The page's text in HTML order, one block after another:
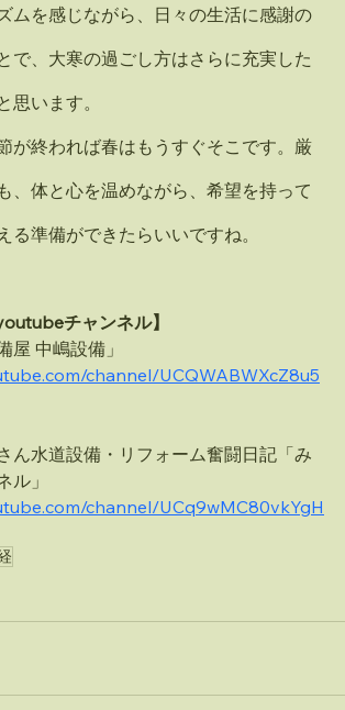
ムを感じながら、日々の生活に感謝の
で、大寒の過ごし方はさらに充実した
思います。
が終われば春はもうすぐそこです。厳
、体と心を温めながら、希望を持って
る準備ができたらいいですね。
チャンネル】
屋 中嶋設備」
channel/UCQWABWXcZ8u5
ん水道設備・リフォーム奮闘日記「み
ル」
channel/UCq9wMC80vkYgH